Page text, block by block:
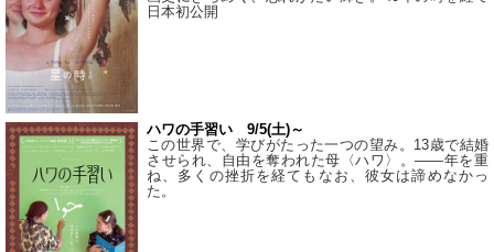
⽇本初公開
ハワの手習い 9/5(土)～
この世界で、学びがたった一つの望み。13歳で結婚
させられ、自由を奪われた母〈ハワ〉。——年を重
ね、多くの挫折を経てもなお、彼女は諦めなかっ
た。